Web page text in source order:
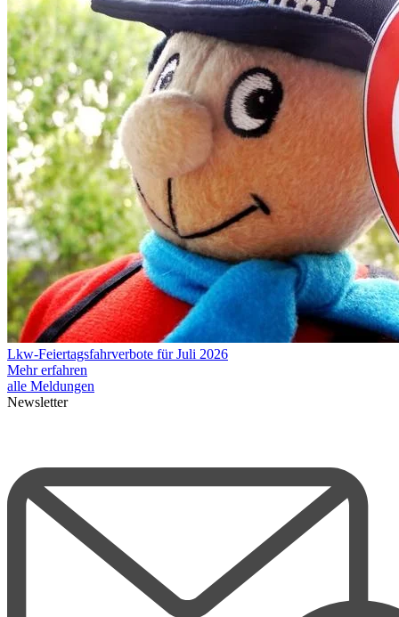
Lkw-Feiertagsfahrverbote für Juli 2026
Mehr erfahren
alle Meldungen
Newsletter